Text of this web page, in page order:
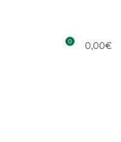
0 0,00€